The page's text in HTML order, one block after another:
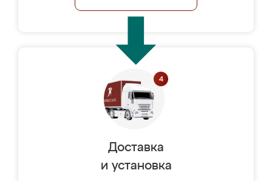
Доставка
и установка